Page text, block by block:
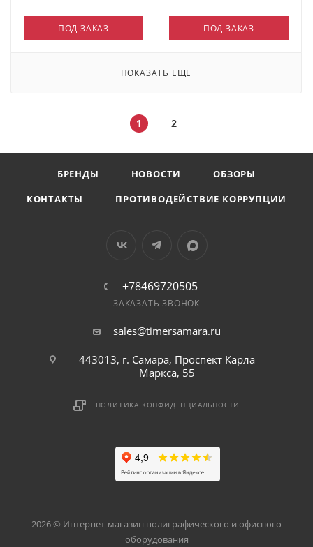
ПОД ЗАКАЗ ПОД ЗАКАЗ
ПОКАЗАТЬ ЕЩЕ
1 2
БРЕНДЫ НОВОСТИ
ОБЗОРЫ
КОНТАКТЫ
ПРОТИВОДЕЙСТВИЕ КОРРУПЦИИ
+78469720505
ЗАКАЗАТЬ ЗВОНОК
sales@timersamara.ru
443013, г. Самара, Проспект Карла
Маркса, 55
ПОЛИТИКА КОНФИДЕНЦИАЛЬНОСТИ
2026 © Интернет-магазин полиграфического и офисного
оборудования